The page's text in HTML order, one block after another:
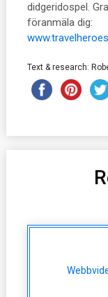
didgeridospel.
föranmäla dig:
Text & research: